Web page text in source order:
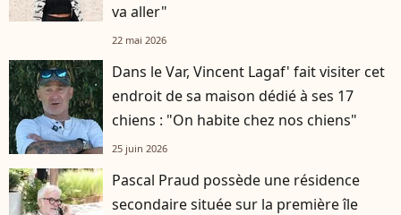
va aller"
22 mai 2026
Dans le Var, Vincent Lagaf' fait visiter cet
endroit de sa maison dédié à ses 17
chiens : "On habite chez nos chiens"
25 juin 2026
Pascal Praud possède une résidence
secondaire située sur la première île